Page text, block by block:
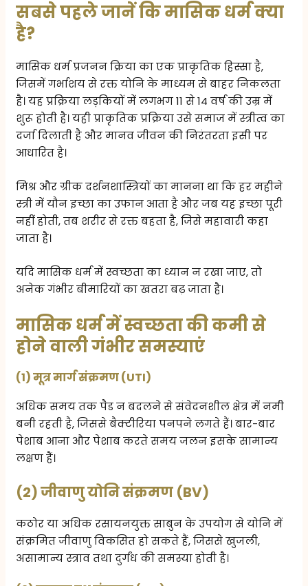
सबसे पहले जानें कि मासिक धर्म क्या
है?
मासिक धर्म प्रजनन क्रिया का एक प्राकृतिक हिस्सा है,
जिसमें गर्भाशय से रक्त योनि के माध्यम से बाहर निकलता
है। यह प्रक्रिया लड़कियों में लगभग 11 से 14 वर्ष की उम्र में
शुरू होती है। यही प्राकृतिक प्रक्रिया उसे समाज में स्त्रीत्व का
दर्जा दिलाती है और मानव जीवन की निरंतरता इसी पर
आधारित है।
मिश्र और ग्रीक दर्शनशास्त्रियों का मानना था कि हर महीने
स्त्री में यौन इच्छा का उफान आता है और जब यह इच्छा पूरी
नहीं होती, तब शरीर से रक्त बहता है, जिसे महावारी कहा
जाता है।
यदि मासिक धर्म में स्वच्छता का ध्यान न रखा जाए, तो
अनेक गंभीर बीमारियों का खतरा बढ़ जाता है।
मासिक धर्म में स्वच्छता की कमी से
होने वाली गंभीर समस्याएं
(1) मूत्र मार्ग संक्रमण (UTI)
अधिक समय तक पैड न बदलने से संवेदनशील क्षेत्र में नमी
बनी रहती है, जिससे बैक्टीरिया पनपने लगते हैं। बार-बार
पेशाब आना और पेशाब करते समय जलन इसके सामान्य
लक्षण हैं।
(2) जीवाणु योनि संक्रमण (BV)
कठोर या अधिक रसायनयुक्त साबुन के उपयोग से योनि में
संक्रमित जीवाणु विकसित हो सकते हैं, जिससे खुजली,
असामान्य स्त्राव तथा दुर्गंध की समस्या होती है।